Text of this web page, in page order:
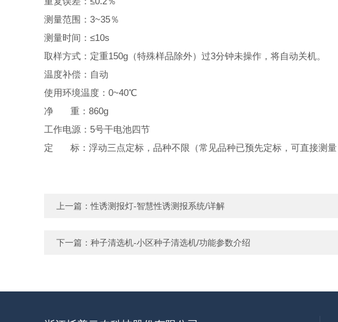
测量范围： 3~35％
测量时间： ≤10s
取样方式：定重150g （特殊样品除外）过3分钟未操作，将自动关机。
温度补偿：自动
使用环境温度： 0~40℃
净
重： 860g
工作电源： 5号干电池四节
定
标：浮动三点定标，品种不限（常见品种已预先定标，可直接测量
上一篇：性诱测报灯-智慧性诱测报系统/详解
下一篇： 种子清选机-小区种子清选机/功能参数介绍